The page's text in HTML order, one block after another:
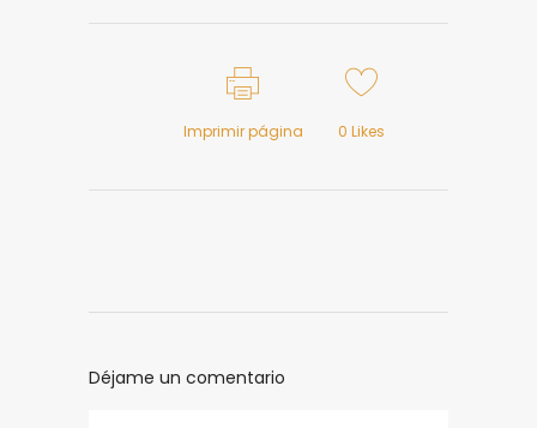
Imprimir página 0 Likes
Déjame un comentario